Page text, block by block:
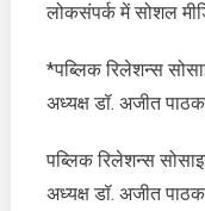
में
का
लोकसंपर्क में सोशल
*पब्लिक रिलेशन्स
अध्यक्ष डॉ. अजीत
पब्लिक रिलेशन्स
अध्यक्ष डॉ. अजीत